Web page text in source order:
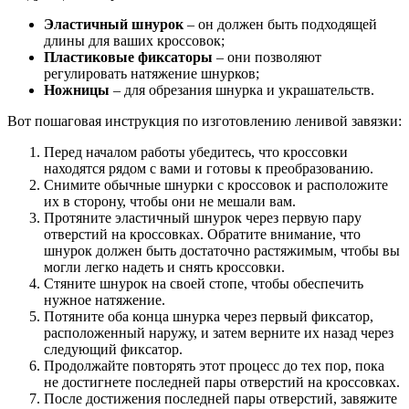
Эластичный шнурок – он должен быть подходящей
длины для ваших кроссовок;
Пластиковые фиксаторы – они позволяют
регулировать натяжение шнурков;
Ножницы – для обрезания шнурка и украшательств.
Вот пошаговая инструкция по изготовлению ленивой завязки:
Перед началом работы убедитесь, что кроссовки
находятся рядом с вами и готовы к преобразованию.
Снимите обычные шнурки с кроссовок и расположите
их в сторону, чтобы они не мешали вам.
Протяните эластичный шнурок через первую пару
отверстий на кроссовках. Обратите внимание, что
шнурок должен быть достаточно растяжимым, чтобы вы
могли легко надеть и снять кроссовки.
Стяните шнурок на своей стопе, чтобы обеспечить
нужное натяжение.
Потяните оба конца шнурка через первый фиксатор,
расположенный наружу, и затем верните их назад через
следующий фиксатор.
Продолжайте повторять этот процесс до тех пор, пока
не достигнете последней пары отверстий на кроссовках.
После достижения последней пары отверстий, завяжите